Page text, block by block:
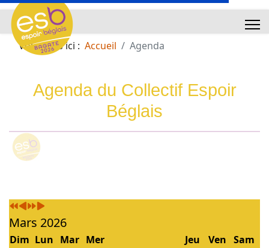
Vous êtes ici : Accueil Agenda
Agenda du Collectif Espoir
Béglais
précédente
précédent
suivante
suivant
Mars 2026
Dim Lun Mar Mer Jeu Ven Sam